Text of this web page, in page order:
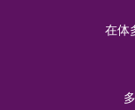
在体